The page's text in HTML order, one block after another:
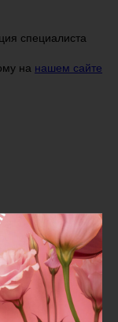
специалиста
на нашем сайте